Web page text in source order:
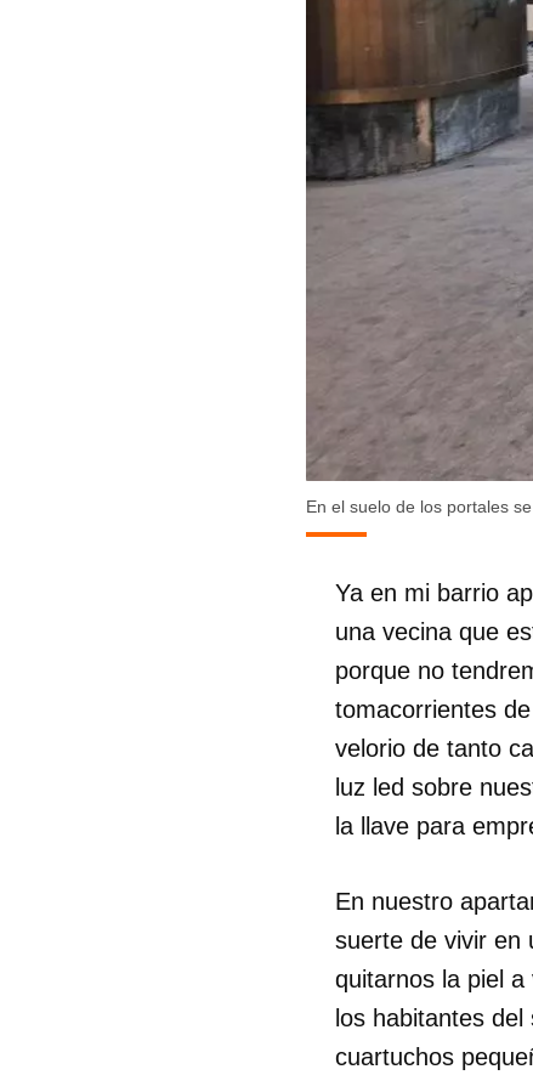
En el suelo de los portales
Ya en mi barrio
una vecina que
porque no
tomacorrientes
velorio de tanto
luz led sobre
la llave para
En nuestro
suerte de vivir en
quitarnos la piel
los habitantes
cuartuchos